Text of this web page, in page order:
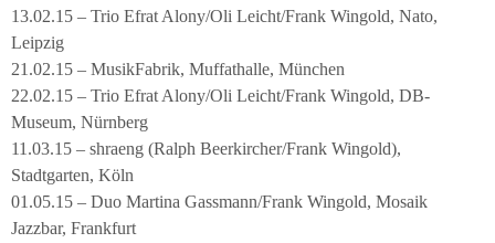
13.02.15 – Trio Efrat Alony/Oli Leicht/Frank Wingold, Nato,
Leipzig
21.02.15 – MusikFabrik, Muffathalle, München
22.02.15 – Trio Efrat Alony/Oli Leicht/Frank Wingold, DB-
Museum, Nürnberg
11.03.15 – shraeng (Ralph Beerkircher/Frank Wingold),
Stadtgarten, Köln
01.05.15 – Duo Martina Gassmann/Frank Wingold, Mosaik
Jazzbar, Frankfurt